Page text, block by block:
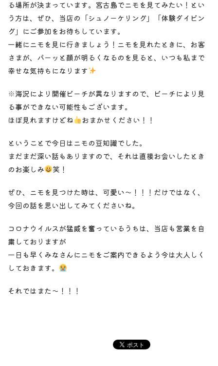
る場所が決まっています。宮古島でニモを見てみたい！とい
う方は、ぜひ、当店の「シュノーケリング」「体験ダイビン
グ」にご参加をお待ちしています。
一緒にニモを見に行きましょう！ニモを見れたときに、お客
さまが、パーッと顔が明るくなるのを見ると、いつも私まで
幸せな気持ちになります
※海況により開催ビーチが異なりますので、ビーチにより見
る事ができない可能性もございます。
ほぼ見れますけどね
おまかせください！！
ということで今日はニモの豆知識でした。
まだまだ深い話もありますので、それは直接お会いしたとき
のお楽しみ
笑！
ぜひ、ニモを見つけた時は、可愛い〜！！！だけではなく、
今回の話を思い出してみてくださいね。
コロナウイルスが猛威を奮っているうちは、当店も営業を自
粛しておりますが
一日も早くみなさんにニモをご案内できるよう今は大人しく
しておきます。
それではまた～！！！